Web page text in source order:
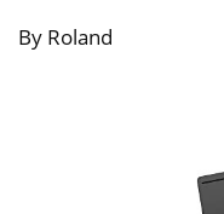
By Roland